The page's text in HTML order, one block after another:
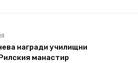
награди училищни
манастир